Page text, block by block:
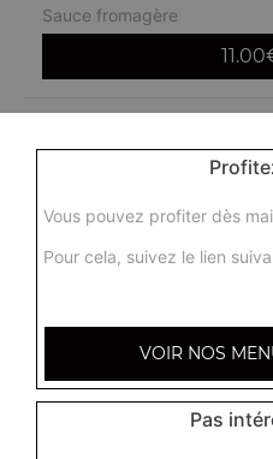
Sauce fromagère
11.00
Vous pouvez profiter dès
Pour cela, suivez le lien
VOIR NOS
Pas